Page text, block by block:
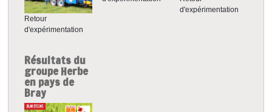
Retour
d'expérimentation
d'expérimentation
Résultats du
groupe Herbe
en pays de
Bray